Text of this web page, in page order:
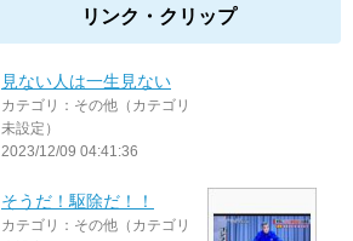
リンク・クリップ
見ない人は一生見ない
カテゴリ：その他（カテゴリ
未設定）
2023/12/09 04:41:36
そうだ！駆除だ！！
カテゴリ：その他（カテゴリ